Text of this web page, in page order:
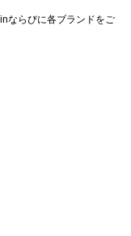
ならびに各ブランドをご